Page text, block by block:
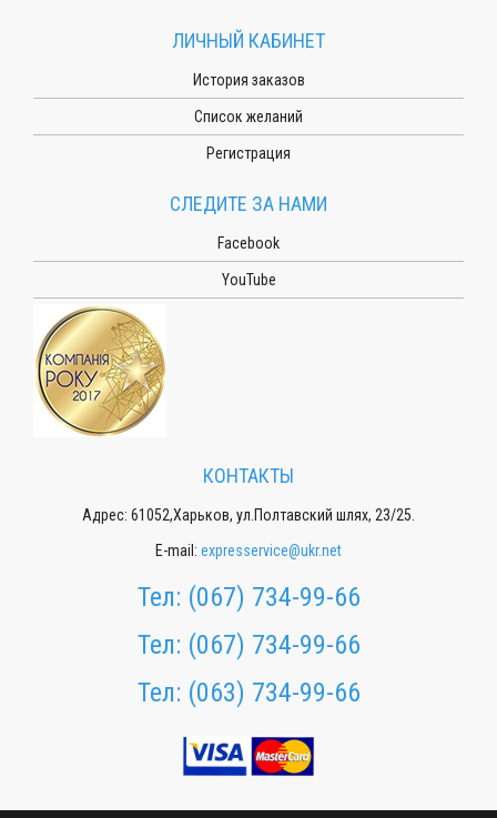
ЛИЧНЫЙ КАБИНЕТ
История заказов
Список желаний
Регистрация
СЛЕДИТЕ ЗА НАМИ
Facebook
YouTube
КОНТАКТЫ
Адрес: 61052,Харьков, ул.Полтавский шлях, 23/25.
E-mail: expresservice@ukr.net
Тел: (067) 734-99-66
Тел: (067) 734-99-66
Тел: (063) 734-99-66